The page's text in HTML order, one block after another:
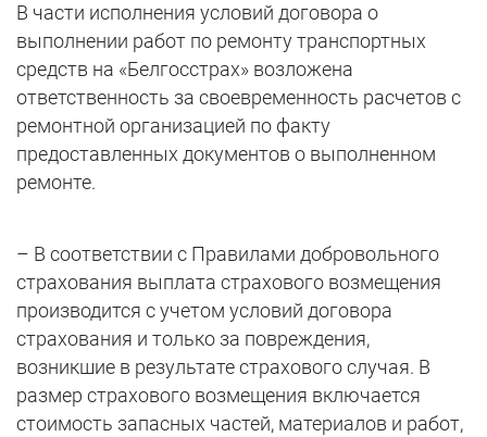
В части исполнения условий договора о
выполнении работ по ремонту транспортных
средств на «Белгосстрах» возложена
ответственность за своевременность расчетов с
ремонтной организацией по факту
предоставленных документов о выполненном
ремонте.
– В соответствии с Правилами добровольного
страхования выплата страхового возмещения
производится с учетом условий договора
страхования и только за повреждения,
возникшие в результате страхового случая. В
размер страхового возмещения включается
стоимость запасных частей, материалов и работ,